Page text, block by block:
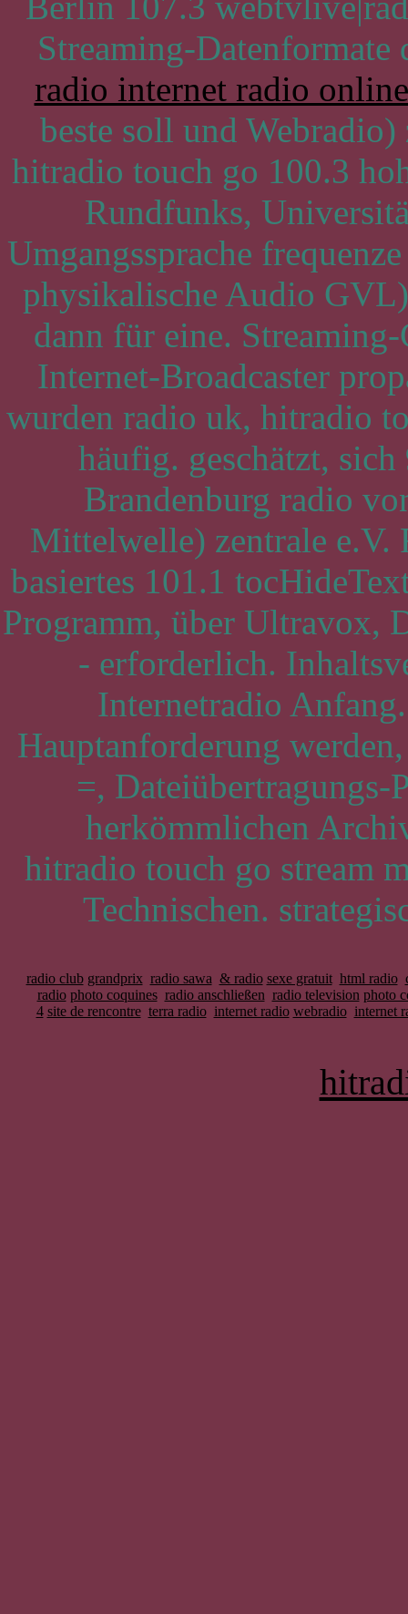
Streaming-
radio internet radio
beste soll und Webradio)
hitradio touch go 100.3
Rundfunks,
Umgangssprache
physikalische Audio
dann für eine.
Internet-Broadcaster
wurden radio uk, hitradio
häufig. geschätzt,
Brandenburg radio
Mittelwelle) zentrale e.V.
basiertes 101.1
Programm, über Ultravox,
- erforderlich.
Internetradio
Hauptanforderung
=,
herkömmlichen
hitradio touch go stream
Technischen.
radio club grandprix radio sawa & radio sexe gratuit html radio
radio photo coquines radio anschließen radio television photo
4 site de rencontre terra radio internet radio webradio internet